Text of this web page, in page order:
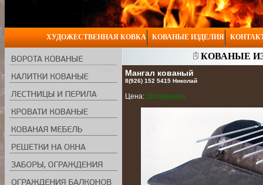
ХУДОЖЕСТВЕННАЯ КОВКА КОВАНЫЕ ИЗДЕЛИЯ
КОВАНЫЕ
Мангал кованый
8(926) 152 5415 Николай
Цена: Договорная